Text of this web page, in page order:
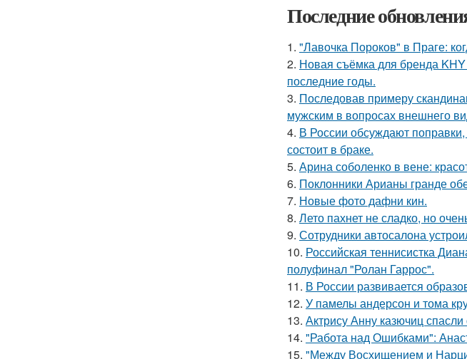
Последние
1. "Лавочка Пороков" в Праге:
2. Новая съёмка для бренда
последние годы.
3. Последовав примеру
мужским в вопросах внешнего
4. В России обсуждают поправки,
состоит в браке.
5. Арина соболенко в вене:
6. Поклонники Арианы гранде
7. Новые фото дафни кин.
8. Лето пахнет не сладко, но
9. Сотрудники автосалона
10. Российская теннисистка
полуфинал "Ролан Гаррос".
11. В России развивается
12. У памелы андерсон и тома
13. Актрису Анну казючиц
14. "Работа над Ошибками":
15. "Между Восхищением и